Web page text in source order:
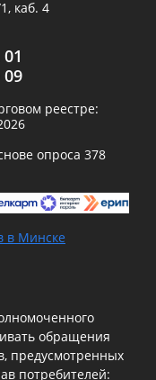
каб. 4
09
реестре:
опроса 378
в Минске
обращения
предусмотренных
потребителей: